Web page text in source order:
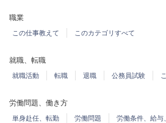
職業
この仕事教えて このカテゴリすべて
就職、転職
就職活動 転職 退職 公務員試験
労働問題、働き方
単身赴任、転勤 労働問題 労働条件、給与